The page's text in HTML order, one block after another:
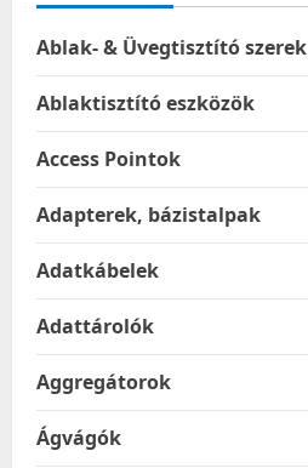
Ablak- & Üvegtisztító szerek
Ablaktisztító eszközök
Access Pointok
Adapterek, bázistalpak
Adatkábelek
Adattárolók
Aggregátorok
Ágvágók